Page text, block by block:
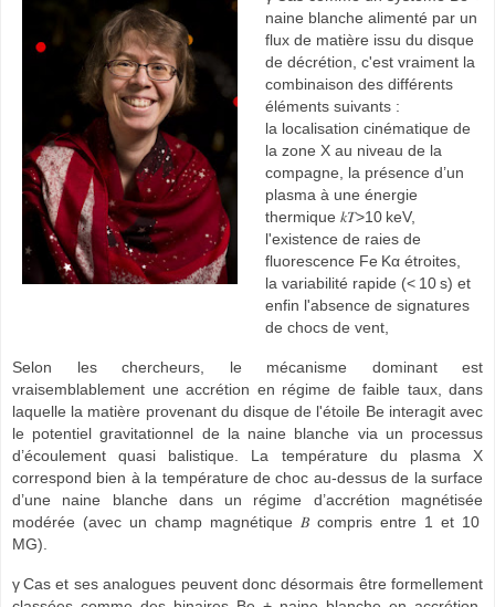
naine blanche alimenté par un
flux de matière issu du disque
de décrétion, c'est vraiment la
combinaison des différents
éléments suivants :
la localisation cinématique de
la zone X au niveau de la
compagne, la présence d’un
plasma à une énergie
thermique 𝑘𝑇>10 keV,
l'existence de raies de
fluorescence Fe Kα étroites,
la variabilité rapide (< 10 s) et
enfin l'absence de signatures
de chocs de vent,
Selon les chercheurs, le mécanisme dominant est
vraisemblablement une accrétion en régime de faible taux, dans
laquelle la matière provenant du disque de l'étoile Be interagit avec
le potentiel gravitationnel de la naine blanche via un processus
d’écoulement quasi balistique. La température du plasma X
correspond bien à la température de choc au-dessus de la surface
d’une naine blanche dans un régime d’accrétion magnétisée
modérée (avec un champ magnétique 𝐵 compris entre 1 et 10
MG).
γ Cas et ses analogues peuvent donc désormais être formellement